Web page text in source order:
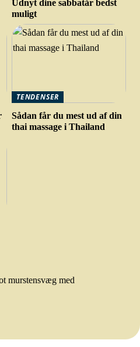
Udnyt dine sabbatår bedst
muligt
TENDENSER
Sådan får du mest ud af din
thai massage i Thailand
murstensvæg med